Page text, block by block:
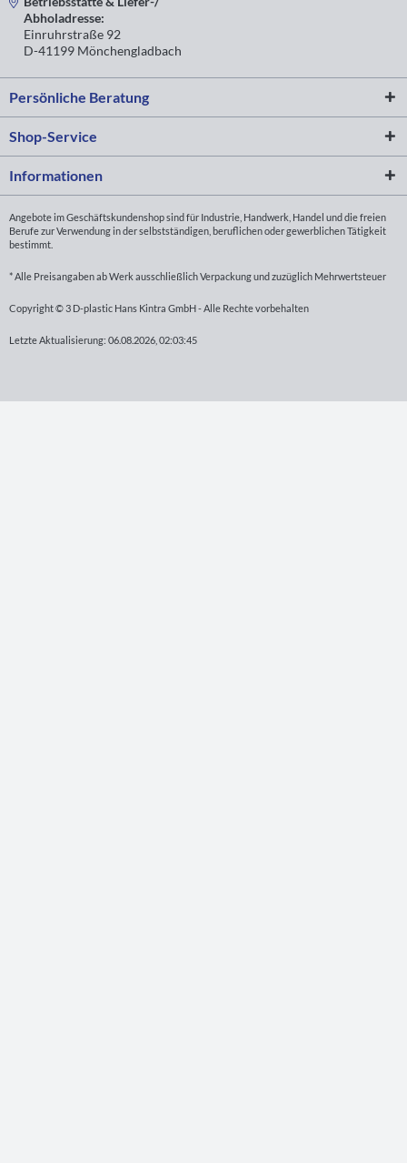
Abholadresse:
Einruhrstraße 92
D-41199 Mönchengladbach
Persönliche Beratung
Shop-Service
Informationen
Angebote im Geschäftskundenshop sind für Industrie, Handwerk, Handel und die freien
Berufe zur Verwendung in der selbstständigen, beruflichen oder gewerblichen Tätigkeit
bestimmt.
* Alle Preisangaben ab Werk ausschließlich Verpackung und zuzüglich Mehrwertsteuer
Copyright © 3 D-plastic Hans Kintra GmbH - Alle Rechte vorbehalten
Letzte Aktualisierung: 06.08.2026, 02:03:45